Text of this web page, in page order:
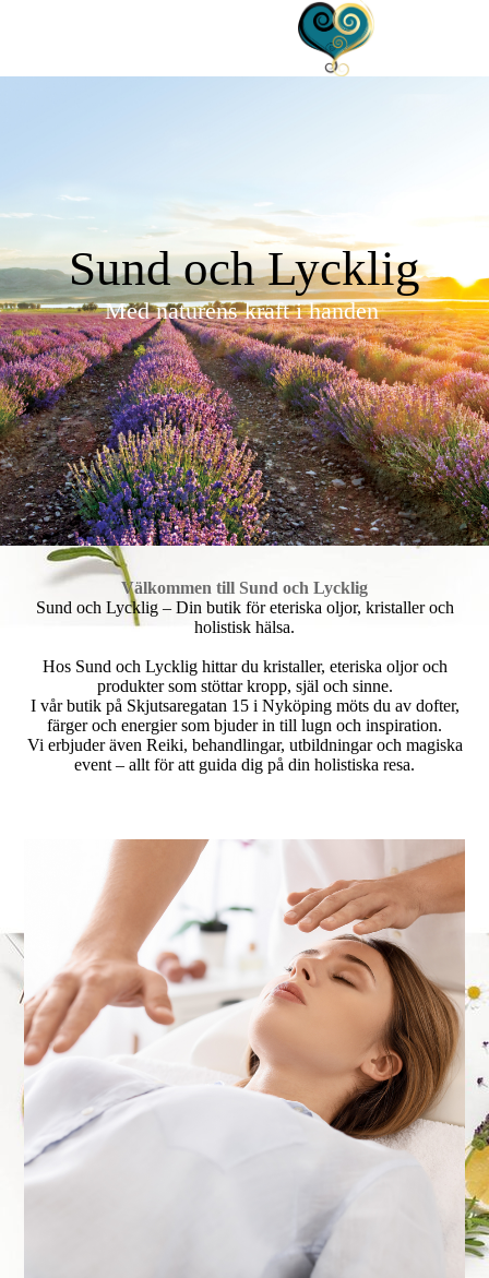
Sund och Lycklig
Med naturens kraft i handen
Välkommen till Sund och Lycklig
Sund och Lycklig – Din butik för eteriska oljor, kristaller och
holistisk hälsa.
Hos Sund och Lycklig hittar du kristaller, eteriska oljor och
produkter som stöttar kropp, själ och sinne.
I vår butik på Skjutsaregatan 15 i Nyköping möts du av dofter,
färger och energier som bjuder in till lugn och inspiration.
Vi erbjuder även Reiki, behandlingar, utbildningar och magiska
event – allt för att guida dig på din holistiska resa.